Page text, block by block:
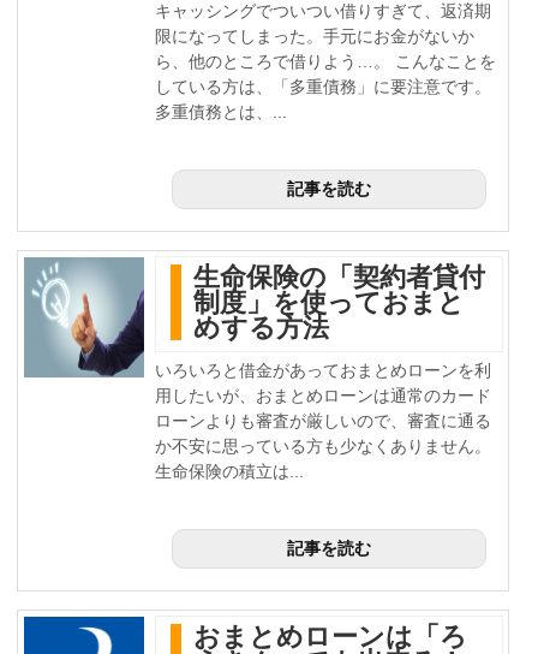
キャッシングでついつい借りすぎて、返済期
限になってしまった。手元にお金がないか
ら、他のところで借りよう…。 こんなことを
している方は、「多重債務」に要注意です。
多重債務とは、...
記事を読む
生命保険の「契約者貸付
制度」を使っておまと
めする方法
いろいろと借金があっておまとめローンを利
用したいが、おまとめローンは通常のカード
ローンよりも審査が厳しいので、審査に通る
か不安に思っている方も少なくありません。
生命保険の積立は...
記事を読む
おまとめローンは「ろ